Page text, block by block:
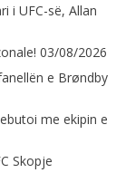
i UFC-së, Allan
03/08/2026
e Brøndby
me ekipin e
Skopje